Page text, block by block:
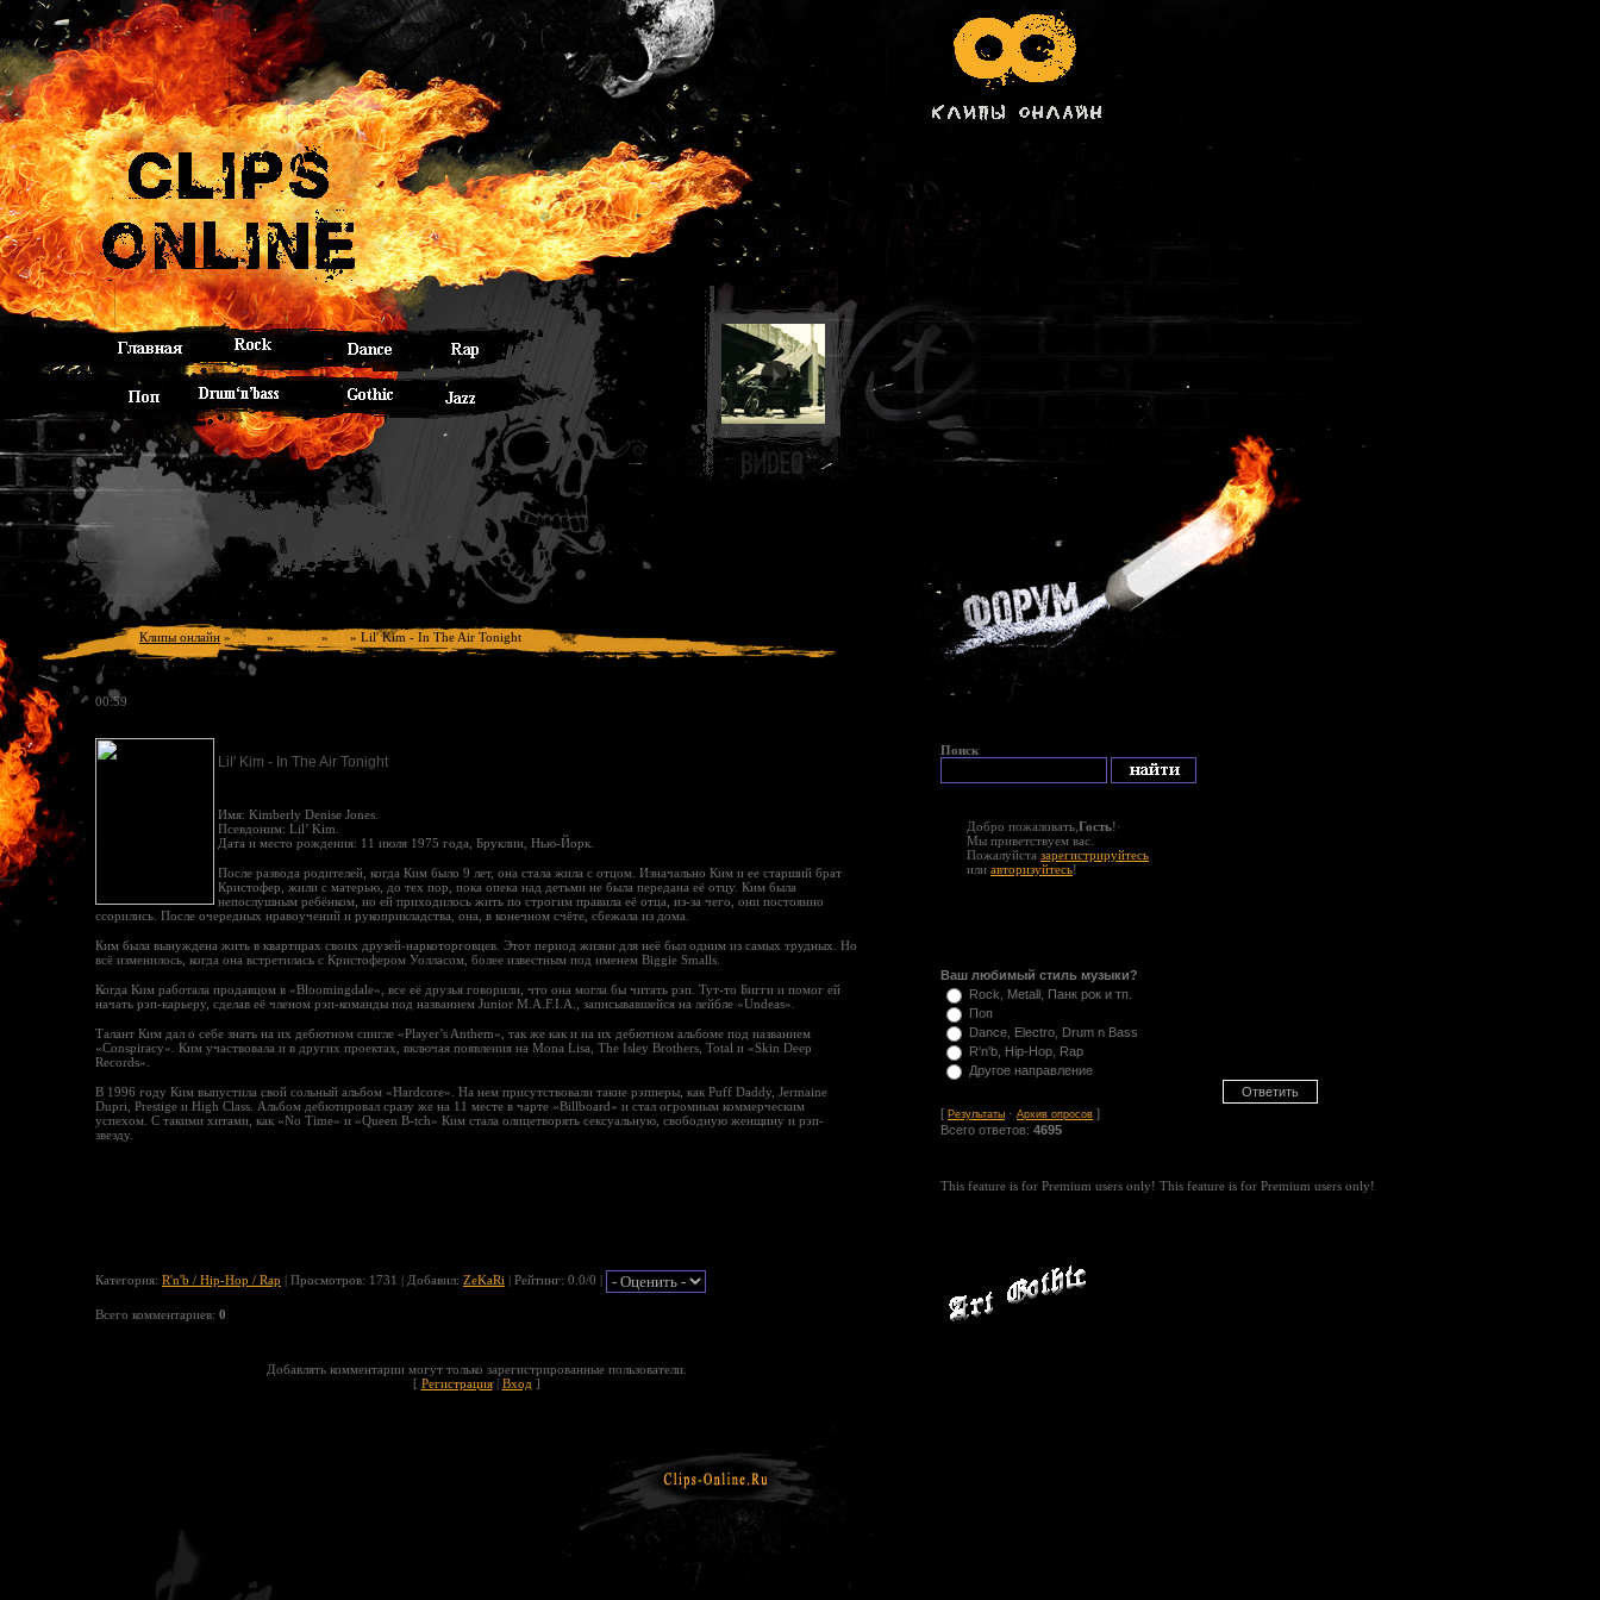
Клипы онлайн »2009 » Август » » Lil' Kim - In The Air Tonight
00:59
Lil' Kim - In The Air Tonight
Имя: Kimberly Denise Jones.
Псевдоним: Lil’ Kim.
Дата и место рождения: 11 июля 1975 года, Бруклин, Нью-Йорк.
После развода родителей, когда Ким было 9 лет, она стала жила с отцом. Изначально Ким и ее старший брат
Кристофер, жили с матерью, до тех пор, пока опека над детьми не была передана её отцу. Ким была
непослушным ребёнком, но ей приходилось жить по строгим правила её отца, из-за чего, они постоянно
ссорились. После очередных нравоучений и рукоприкладства, она, в конечном счёте, сбежала из дома.
Ким была вынуждена жить в квартирах своих друзей-наркоторговцев. Этот период жизни для неё был одним из самых трудных. Но
всё изменилось, когда она встретилась с Кристофером Уолласом, более известным под именем Biggie Smalls.
Когда Ким работала продавцом в «Bloomingdale», все её друзья говорили, что она могла бы читать рэп. Тут-то Бигги и помог ей
начать рэп-карьеру, сделав её членом рэп-команды под названием Junior M.A.F.I.A., записывавшейся на лейбле «Undeas».
Талант Ким дал о себе знать на их дебютном сингле «Player’s Anthem», так же как и на их дебютном альбоме под названием
«Conspiracy». Ким участвовала и в других проектах, включая появления на Mona Lisa, The Isley Brothers, Total и «Skin Deep
Records».
В 1996 году Ким выпустила свой сольный альбом «Hardcore». На нем присутствовали такие рэпперы, как Puff Daddy, Jermaine
Dupri, Prestige и High Class. Альбом дебютировал сразу же на 11 месте в чарте «Billboard» и стал огромным коммерческим
успехом. С такими хитами, как «No Time» и «Queen B-tch» Ким стала олицетворять сексуальную, свободную женщину и рэп-
звезду.
Категория: R'n'b / Hip-Hop / Rap | Просмотров: 1731 | Добавил: ZeKaRi | Рейтинг: 0.0/0 |
Всего комментариев: 0
Добавлять комментарии могут только зарегистрированные пользователи.
[ Регистрация| Вход ]
Поиск
Добро пожаловать, Гость!·
Мы приветствуем вас.
Пожалуйста зарегистрируйтесь
или авторизуйтесь!
Ваш любимый стиль музыки?
Rock, Metall, Панк рок и тп.
Поп
Dance, Electro, Drum n Bass
R'n'b, Hip-Hop, Rap
Другое направление
[ Результаты · Архив опросов ]
Всего ответов: 4695
This feature is for Premium users only! This feature is for Premium users only!